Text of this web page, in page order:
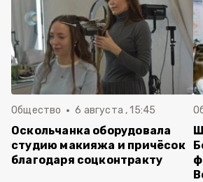
Общество 6 августа , 15:45
Оскольчанка оборудовала
студию макияжа и причёсок
благодаря соцконтракту